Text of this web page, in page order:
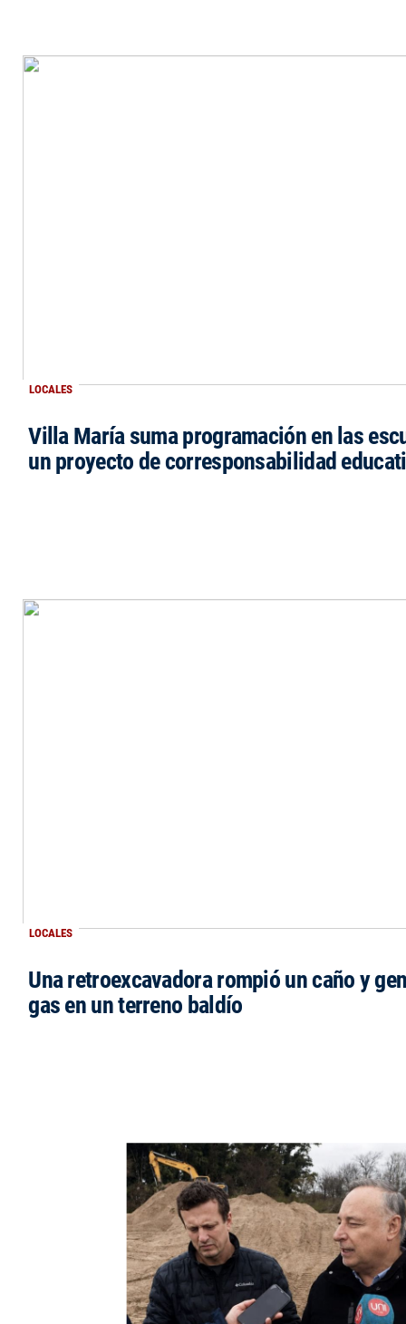
LOCALES
Villa María suma programación en las
un proyecto de corresponsabilidad
LOCALES
Una retroexcavadora rompió un caño y
gas en un terreno baldío